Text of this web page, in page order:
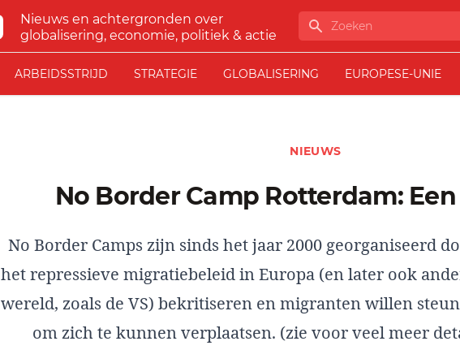
Nieuws en achtergronden over
globalisering, economie, politiek & actie
Zoeken
ARBEIDSSTRIJD STRATEGIE GLOBALISERING EUROPESE-UNIE
NIEUWS
No Border Camp Rotterdam:
No Border Camps zijn sinds het jaar 2000 georganiseerd
het repressieve migratiebeleid in Europa (en later ook
wereld, zoals de VS) bekritiseren en migranten willen
om zich te kunnen verplaatsen. (zie voor veel meer